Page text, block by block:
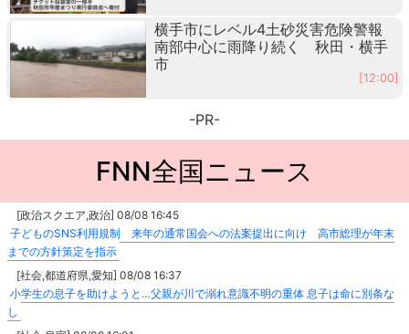
横手市にレベル4土砂災害危険警報
南部中心に雨降り続く 秋田・横手
市
[12:00]
-PR-
FNN全国ニュース
[政治スクエア,政治] 08/08 16:45
子どものSNS利用規制 来年の通常国会への法案提出に向け 高市総理が年末
までの方針策定を指示
[社会,都道府県,愛知] 08/08 16:37
小学生の息子を助けようと…父親が川で溺れ意識不明の重体 息子は命に別条な
し